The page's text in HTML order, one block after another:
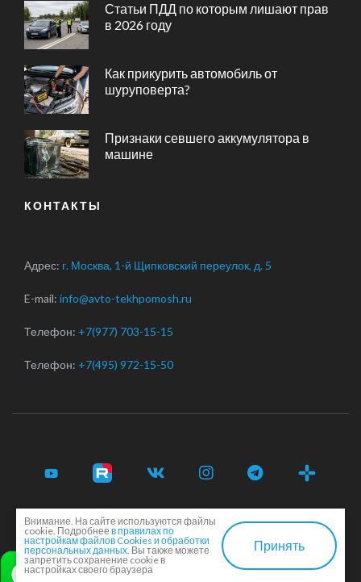
Статьи ПДД по которым лишают прав
в 2026 году
Как прикурить автомобиль от
шуруповерта?
Признаки севшего аккумулятора в
машине
КОНТАКТЫ
Адрес: г. Москва, 1-й Щипковский переулок, д. 5
E-mail: info@avto-tekhpomosh.ru
Телефон: +7(977) 703-15-15
Телефон: +7(495) 972-15-50
© 2017-2026 Срочная автотехпомощь легковым и
грузовым автомобилям в Москве и Московской области ·
Соглашение сторон ·
Создание и продвижение сайта -Dkarlov.ru
Внимание. На сайте используются файлы
cookie. Подробнее в правилах по
настройкам файлов Cookies и обработки
персональных данных. Вы также можете
запретить сохранение cookie в
настройках своего браузера
Принять